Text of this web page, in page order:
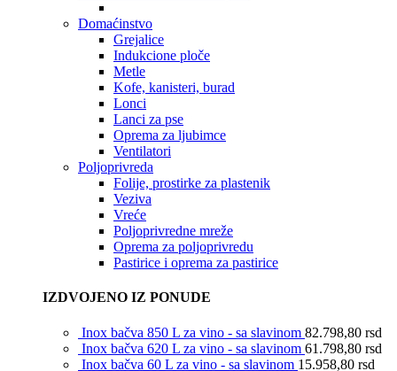
Domaćinstvo
Grejalice
Indukcione ploče
Metle
Kofe, kanisteri, burad
Lonci
Lanci za pse
Oprema za ljubimce
Ventilatori
Poljoprivreda
Folije, prostirke za plastenik
Veziva
Vreće
Poljoprivredne mreže
Oprema za poljoprivredu
Pastirice i oprema za pastirice
IZDVOJENO IZ PONUDE
Inox bačva 850 L za vino - sa slavinom 82.798,80 rsd
Inox bačva 620 L za vino - sa slavinom 61.798,80 rsd
Inox bačva 60 L za vino - sa slavinom 15.958,80 rsd